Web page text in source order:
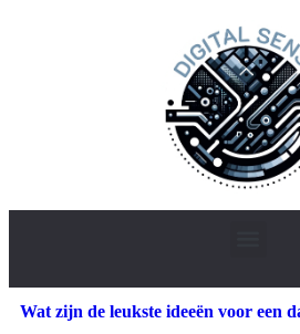
Wat zijn de leukste ideeën voor een